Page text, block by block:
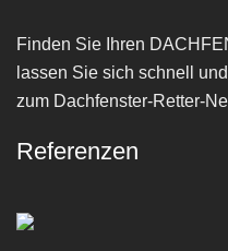
Finden Sie Ihren
lassen Sie sich schnell
zum Dachfenster-Retter-
Referenzen